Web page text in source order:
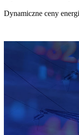
Dynamiczne ceny